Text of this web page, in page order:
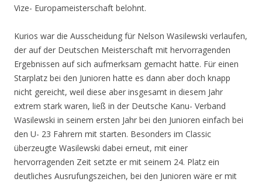
Vize- Europameisterschaft belohnt.
Kurios war die Ausscheidung für Nelson Wasilewski verlaufen,
der auf der Deutschen Meisterschaft mit hervorragenden
Ergebnissen auf sich aufmerksam gemacht hatte. Für einen
Starplatz bei den Junioren hatte es dann aber doch knapp
nicht gereicht, weil diese aber insgesamt in diesem Jahr
extrem stark waren, ließ in der Deutsche Kanu- Verband
Wasilewski in seinem ersten Jahr bei den Junioren einfach bei
den U- 23 Fahrern mit starten. Besonders im Classic
überzeugte Wasilewski dabei erneut, mit einer
hervorragenden Zeit setzte er mit seinem 24. Platz ein
deutliches Ausrufungszeichen, bei den Junioren wäre er mit